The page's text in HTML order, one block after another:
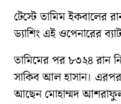
টেস্টে তামিম ইকবালের
ড্যাশিং এই ওপেনারের
তামিমের পর ৮৩২৪ রান
সাকিব আল হাসান।
আছেন মোহাম্মদ